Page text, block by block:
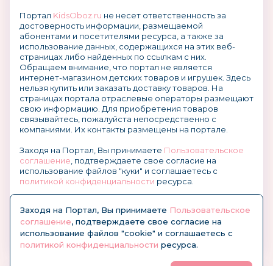
Портал KidsOboz.ru не несет ответственность за
достоверность информации, размещаемой
абонентами и посетителями ресурса, а также за
использование данных, содержащихся на этих веб-
страницах либо найденных по ссылкам с них.
Обращаем внимание, что портал не является
интернет-магазином детских товаров и игрушек. Здесь
нельзя купить или заказать доставку товаров. На
страницах портала отраслевые операторы размещают
свою информацию. Для приобретения товаров
связывайтесь, пожалуйста непосредственно с
компаниями. Их контакты размещены на портале.
Заходя на Портал, Вы принимаете Пользовательское
соглашение , подтверждаете свое согласие на
использование файлов "куки" и соглашаетесь с
политикой конфиденциальности ресурса.
Заходя на Портал, Вы принимаете Пользовательское
соглашение, подтверждаете свое согласие на
использование файлов "cookie" и соглашаетесь с
политикой конфиденциальности ресурса.